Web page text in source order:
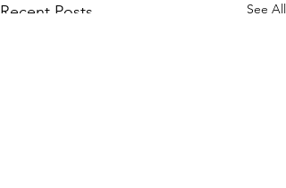
Recent Posts See All